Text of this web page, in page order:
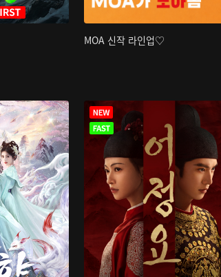
MOA 신작 라인업♡